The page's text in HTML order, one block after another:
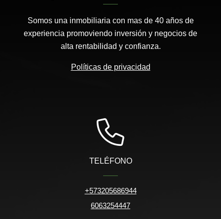
Somos una inmobiliaria con mas de 40 años de
experiencia promoviendo inversión y negocios de
alta rentabilidad y confianza.
Políticas de privacidad
TELÉFONO
+573205686944
6063254447